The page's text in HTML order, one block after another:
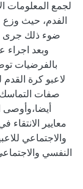
لجمع المعلومات
ضوء ذلك جرى
بالفرضيات
لاعبو كرة
صفات التماسك
معايير
والاجتماعي
النفسي